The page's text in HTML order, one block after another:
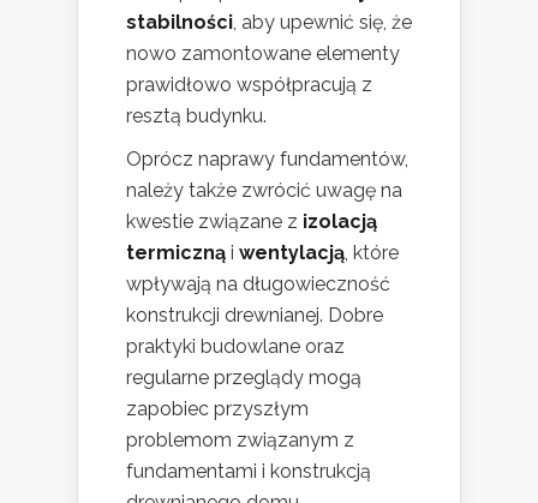
stabilności, aby upewnić się, że
nowo zamontowane elementy
prawidłowo współpracują z
resztą budynku.
Oprócz naprawy fundamentów,
należy także zwrócić uwagę na
kwestie związane z izolacją
termiczną i wentylacją, które
wpływają na długowieczność
konstrukcji drewnianej. Dobre
praktyki budowlane oraz
regularne przeglądy mogą
zapobiec przyszłym
problemom związanym z
fundamentami i konstrukcją